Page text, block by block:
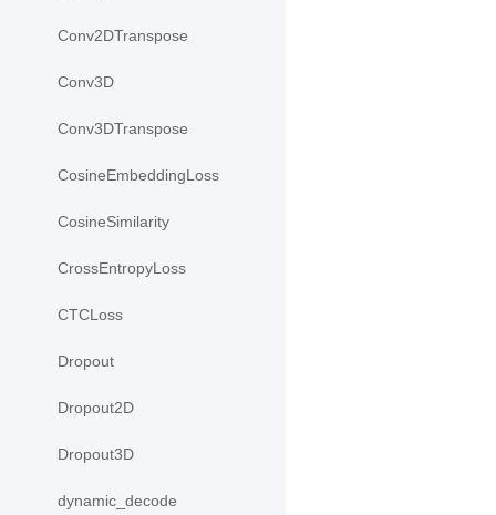
Conv2DTranspose
Conv3D
Conv3DTranspose
CosineEmbeddingLoss
CosineSimilarity
CrossEntropyLoss
CTCLoss
Dropout
Dropout2D
Dropout3D
dynamic_decode